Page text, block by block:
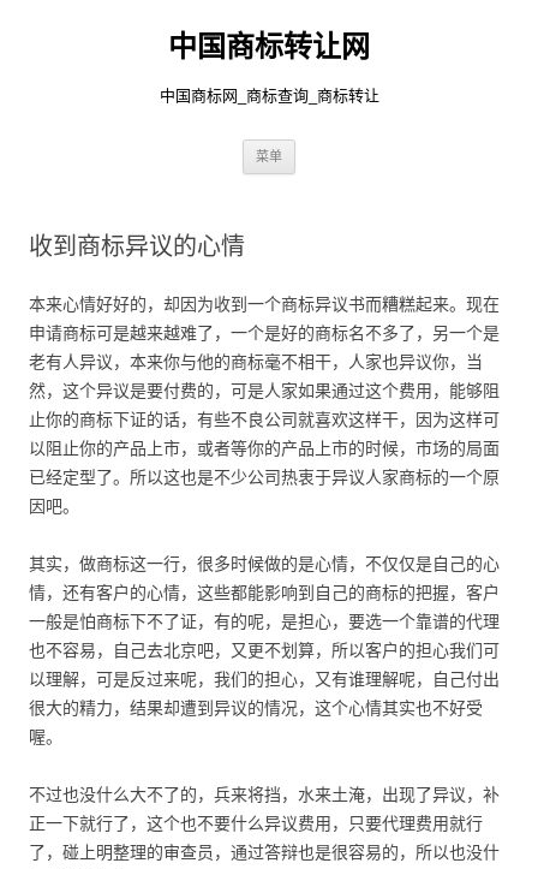
中国商标转让网
中国商标网_商标查询_商标转让
菜单
收到商标异议的心情
本来心情好好的，却因为收到一个商标异议书而糟糕起来。现在
申请商标可是越来越难了，一个是好的商标名不多了，另一个是
老有人异议，本来你与他的商标毫不相干，人家也异议你，当
然，这个异议是要付费的，可是人家如果通过这个费用，能够阻
止你的商标下证的话，有些不良公司就喜欢这样干，因为这样可
以阻止你的产品上市，或者等你的产品上市的时候，市场的局面
已经定型了。所以这也是不少公司热衷于异议人家商标的一个原
因吧。
其实，做商标这一行，很多时候做的是心情，不仅仅是自己的心
情，还有客户的心情，这些都能影响到自己的商标的把握，客户
一般是怕商标下不了证，有的呢，是担心，要选一个靠谱的代理
也不容易，自己去北京吧，又更不划算，所以客户的担心我们可
以理解，可是反过来呢，我们的担心，又有谁理解呢，自己付出
很大的精力，结果却遭到异议的情况，这个心情其实也不好受
喔。
不过也没什么大不了的，兵来将挡，水来土淹，出现了异议，补
正一下就行了，这个也不要什么异议费用，只要代理费用就行
了，碰上明整理的审查员，通过答辩也是很容易的，所以也没什